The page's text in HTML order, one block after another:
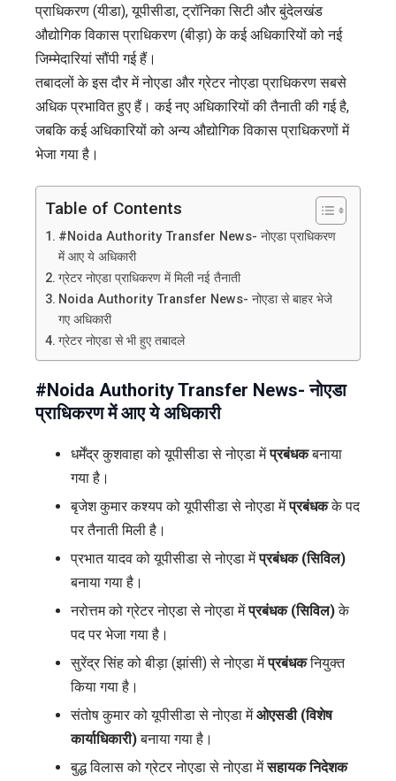
प्राधिकरण (यीडा), यूपीसीडा, ट्रॉनिका सिटी और बुंदेलखंड
औद्योगिक विकास प्राधिकरण (बीड़ा) के कई अधिकारियों को नई
जिम्मेदारियां सौंपी गई हैं।
तबादलों के इस दौर में नोएडा और ग्रेटर नोएडा प्राधिकरण सबसे
अधिक प्रभावित हुए हैं। कई नए अधिकारियों की तैनाती की गई है,
जबकि कई अधिकारियों को अन्य औद्योगिक विकास प्राधिकरणों में
भेजा गया है।
Table of Contents
#Noida Authority Transfer News- नोएडा प्राधिकरण
में आए ये अधिकारी
ग्रेटर नोएडा प्राधिकरण में मिली नई तैनाती
Noida Authority Transfer News- नोएडा से बाहर भेजे
गए अधिकारी
ग्रेटर नोएडा से भी हुए तबादले
#Noida Authority Transfer News- नोएडा
प्राधिकरण में आए ये अधिकारी
धर्मेंद्र कुशवाहा को यूपीसीडा से नोएडा मेंप्रबंधकबनाया
गया है।
बृजेश कुमार कश्यप को यूपीसीडा से नोएडा मेंप्रबंधकके पद
पर तैनाती मिली है।
प्रभात यादव को यूपीसीडा से नोएडा मेंप्रबंधक (सिविल)
बनाया गया है।
नरोत्तम को ग्रेटर नोएडा से नोएडा मेंप्रबंधक (सिविल)के
पद पर भेजा गया है।
सुरेंद्र सिंह को बीड़ा (झांसी) से नोएडा मेंप्रबंधकनियुक्त
किया गया है।
संतोष कुमार को यूपीसीडा से नोएडा मेंओएसडी (विशेष
कार्याधिकारी)बनाया गया है।
बुद्ध विलास को ग्रेटर नोएडा से नोएडा मेंसहायक निदेशक